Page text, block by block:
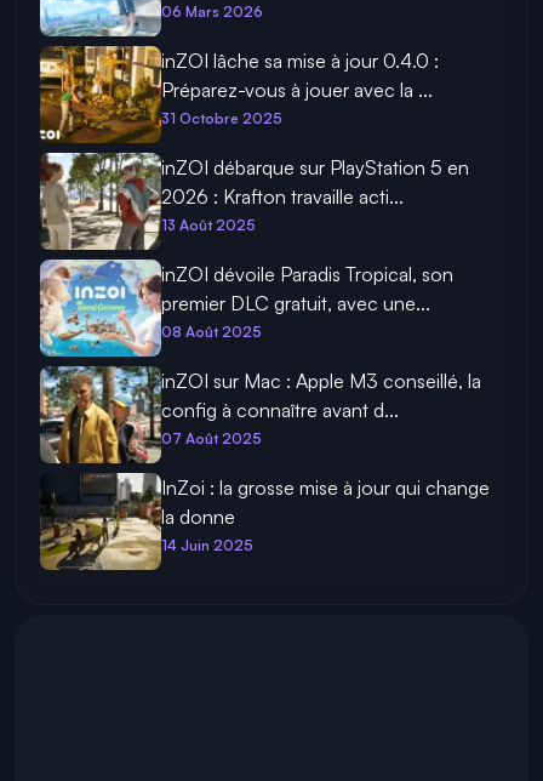
06 Mars 2026
inZOI lâche sa mise à jour 0.4.0 :
Préparez-vous à jouer avec la ...
31 Octobre 2025
inZOI débarque sur PlayStation 5 en
2026 : Krafton travaille acti...
13 Août 2025
inZOI dévoile Paradis Tropical, son
premier DLC gratuit, avec une...
08 Août 2025
inZOI sur Mac : Apple M3 conseillé, la
config à connaître avant d...
07 Août 2025
InZoi : la grosse mise à jour qui change
la donne
14 Juin 2025